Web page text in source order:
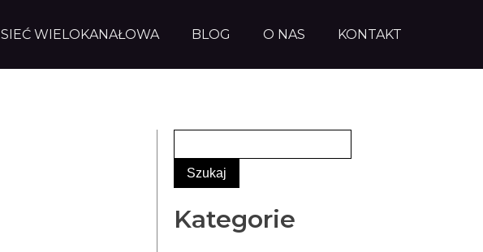
SIEĆ WIELOKANAŁOWA BLOG O NAS KONTAKT
Kategorie